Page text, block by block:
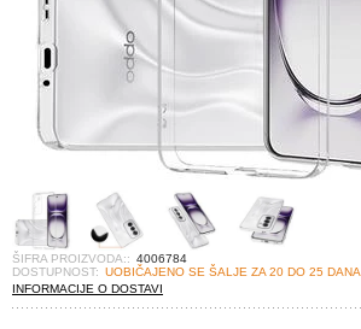
ŠIFRA PROIZVODA:: 4006784
DOSTUPNOST: UOBIČAJENO SE ŠALJE ZA 20 DO 25 DANA
INFORMACIJE O DOSTAVI